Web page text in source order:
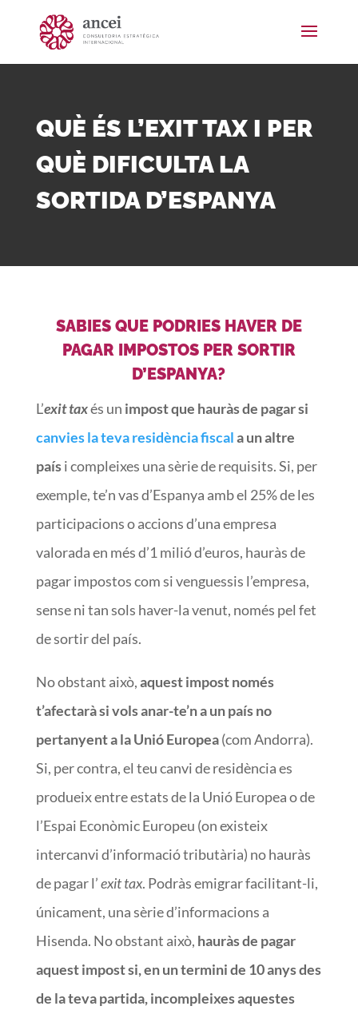
QUÈ ÉS L’EXIT TAX I PER
QUÈ DIFICULTA LA
SORTIDA D’ESPANYA
SABIES QUE PODRIES HAVER DE
PAGAR IMPOSTOS PER SORTIR
D’ESPANYA?
L’exit taxés un impost que hauràs de pagar si
canvies la teva residència fiscala un altre
paísi compleixes una sèrie de requisits. Si, per
exemple, te’n vas d’Espanya amb el 25% de les
participacions o accions d’una empresa
valorada en més d’1 milió d’euros, hauràs de
pagar impostos com si venguessis l’empresa,
sense ni tan sols haver-la venut, només pel fet
de sortir del país.
No obstant això,aquest impost només
t’afectarà si vols anar-te’n a un país no
pertanyent a la Unió Europea(com Andorra).
Si, per contra, el teu canvi de residència es
produeix entre estats de la Unió Europea o de
l’Espai Econòmic Europeu (on existeix
intercanvi d’informació tributària) no hauràs
de pagar l’exit tax. Podràs emigrar facilitant-li,
únicament, una sèrie d’informacions a
Hisenda. No obstant això, hauràs de pagar
aquest impost si, en un termini de 10 anys des
de la teva partida, incompleixes aquestes